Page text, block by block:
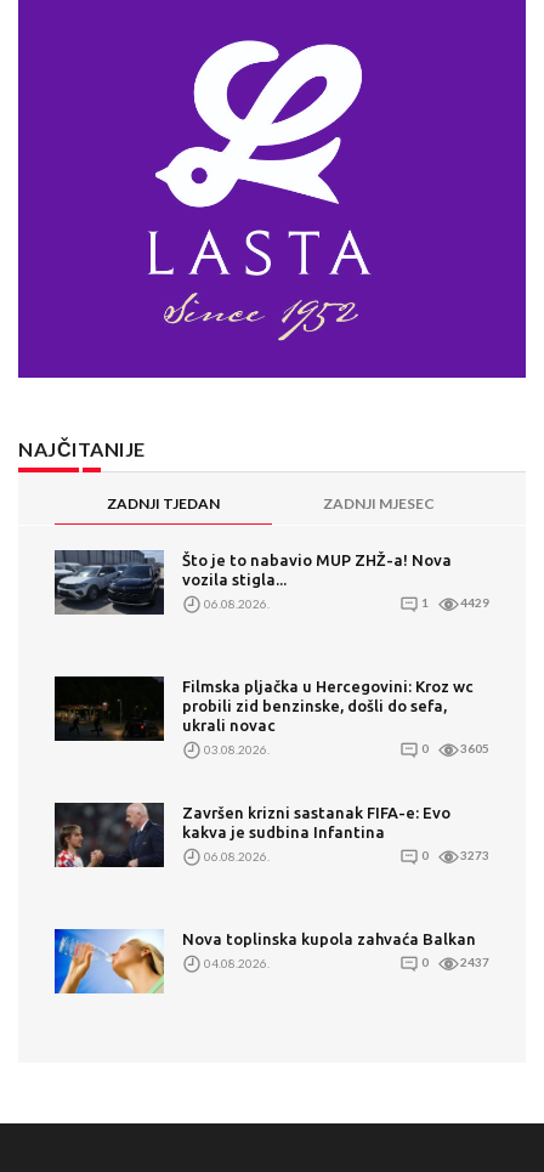
NAJČITANIJE
ZADNJI TJEDAN ZADNJI MJESEC
Što je to nabavio MUP ZHŽ-a! Nova
vozila stigla...
06.08.2026. 1 4429
Filmska pljačka u Hercegovini: Kroz wc
probili zid benzinske, došli do sefa,
ukrali novac
03.08.2026. 0 3605
Završen krizni sastanak FIFA-e: Evo
kakva je sudbina Infantina
06.08.2026. 0 3273
Nova toplinska kupola zahvaća Balkan
04.08.2026. 0 2437